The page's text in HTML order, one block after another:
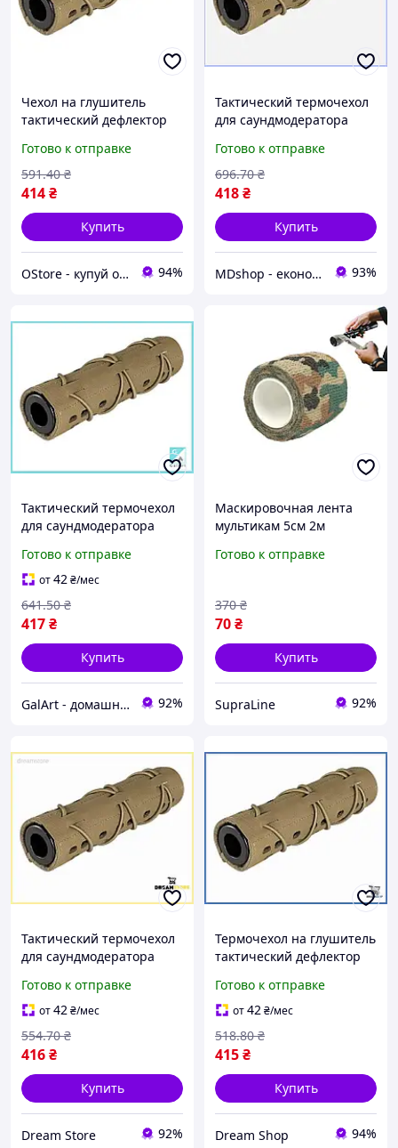
Чехол на глушитель
тактический дефлектор
термочехол для оружия
маскировка глушителя
накладка
Готово к отправке
414₴
591.40 ₴
Купить
OStore - купуй онлайн! 94%
Тактический термочехол
для саундмодератора
глушителя оружия и
дефлектор МШоп1
Готово к отправке
418₴
696.70 ₴
Купить
MDshop - економія поруч 93%
Тактический термочехол
для саундмодератора
маскировки глушителя
оружия Гал1
Готово к отправке
от42₴/мес
417₴
641.50 ₴
Купить
GalArt - домашний уют 92%
Маскировочная лента
мультикам 5см 2м
ружья для маскировки и
Готово к отправке
70₴
370 ₴
Купить
SupraLine 92%
Тактический термочехол
для саундмодератора
для маскировки оружия
дефлектор звука стор1
Готово к отправке
от42₴/мес
416₴
554.70 ₴
Купить
Dream Store 92%
Термочехол на глушитель
тактический дефлектор
накладка для маскировки
оружия шоп1
Готово к отправке
от42₴/мес
415₴
518.80 ₴
Купить
Dream Shop 94%